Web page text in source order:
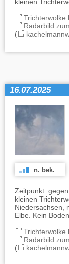
Trichterwolke
Radarbild
(
16.07.2025
n. bek.
Zeitpunkt:
kleinen
Niedersachsen,
Elbe. Kein
Trichterwolke
Radarbild
(